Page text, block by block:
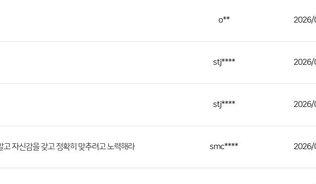
o** 2026/
stj**** 2026/
stj**** 2026/
자신감을 갖고 정확히 맞추려고 노력해라 smc**** 2026/